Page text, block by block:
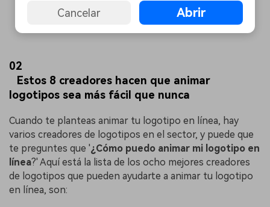
02
Estos 8 creadores hacen que animar
logotipos sea más fácil que nunca
Cuando te planteas animar tu logotipo en línea, hay
varios creadores de logotipos en el sector, y puede que
te preguntes que '¿Cómo puedo animar mi logotipo en
línea?' Aquí está la lista de los ocho mejores creadores
de logotipos que pueden ayudarte a animar tu logotipo
en línea, son:
Cancelar Abrir